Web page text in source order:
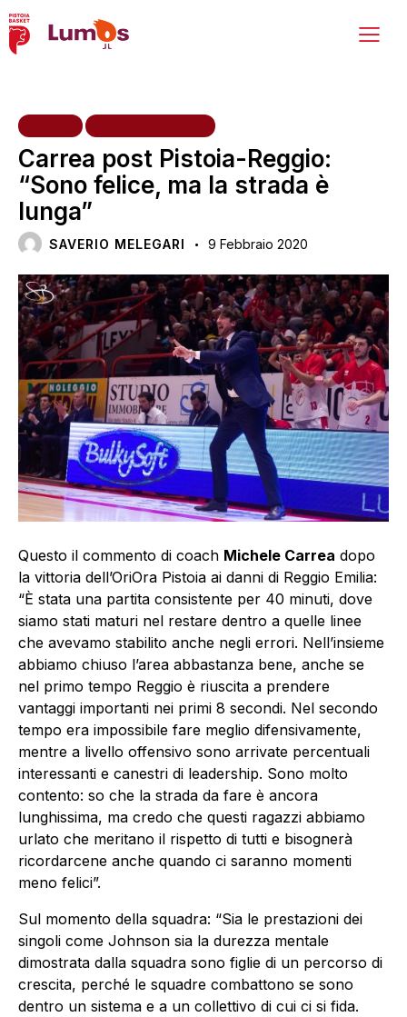
Carrea post Pistoia-Reggio:
“Sono felice, ma la strada è
lunga”
SAVERIO MELEGARI 9 Febbraio 2020
Questo il commento di coach Michele Carrea dopo
la vittoria dell’OriOra Pistoia ai danni di Reggio Emilia:
“È stata una partita consistente per 40 minuti, dove
siamo stati maturi nel restare dentro a quelle linee
che avevamo stabilito anche negli errori. Nell’insieme
abbiamo chiuso l’area abbastanza bene, anche se
nel primo tempo Reggio è riuscita a prendere
vantaggi importanti nei primi 8 secondi. Nel secondo
tempo era impossibile fare meglio difensivamente,
mentre a livello offensivo sono arrivate percentuali
interessanti e canestri di leadership. Sono molto
contento: so che la strada da fare è ancora
lunghissima, ma credo che questi ragazzi abbiamo
urlato che meritano il rispetto di tutti e bisognerà
ricordarcene anche quando ci saranno momenti
meno felici”.
Sul momento della squadra: “Sia le prestazioni dei
singoli come Johnson sia la durezza mentale
dimostrata dalla squadra sono figlie di un percorso di
crescita, perché le squadre combattono se sono
dentro un sistema e a un collettivo di cui ci si fida.